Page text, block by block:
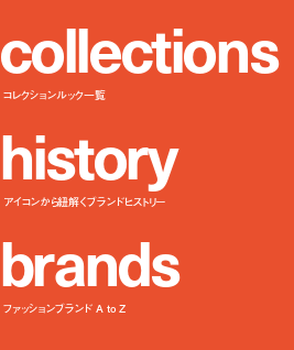
collections
コレクションルック一覧
history
アイコンから紐解くブランドヒストリー
brands
ファッションブランド A to Z